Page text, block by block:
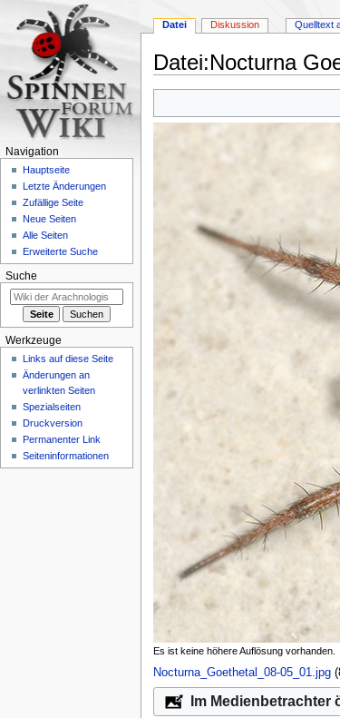
Datei:Nocturna
Es ist keine höhere Auflösung vorhanden.
Nocturna_Goethetal_08-05_01.jpg‎
Im Medienbetrachter
Datei Diskussion Quelltext
Navigation
Hauptseite
Letzte Änderungen
Zufällige Seite
Neue Seiten
Alle Seiten
Erweiterte Suche
Suche
Werkzeuge
Links auf diese Seite
Änderungen an
verlinkten Seiten
Spezialseiten
Druckversion
Permanenter Link
Seiten­­informationen